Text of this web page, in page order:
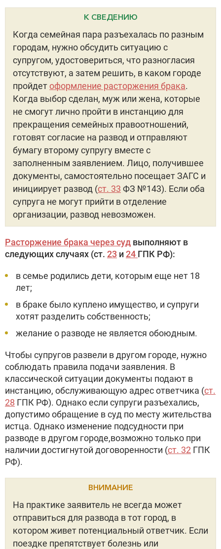
К СВЕДЕНИЮ
Когда семейная пара разъехалась по разным
городам, нужно обсудить ситуацию с
супругом, удостовериться, что разногласия
отсутствуют, а затем решить, в каком городе
пройдетоформление расторжения брака.
Когда выбор сделан, муж или жена, которые
не смогут лично пройти в инстанцию для
прекращения семейных правоотношений,
готовят согласие на развод и отправляют
бумагу второму супругу вместе с
заполненным заявлением. Лицо, получившее
документы, самостоятельно посещает ЗАГС и
инициирует развод (ст. 33 ФЗ №143). Если оба
супруга не могут прийти в отделение
организации, развод невозможен.
Расторжение брака через суд выполняют в
следующих случаях (ст. 23 и24 ГПК РФ):
в семье родились дети, которым еще нет 18
лет;
в браке было куплено имущество, и супруги
хотят разделить собственность;
желание о разводе не является обоюдным.
Чтобы супругов развели в другом городе, нужно
соблюдать правила подачи заявления. В
классической ситуации документы подают в
инстанцию, обслуживающую адрес ответчика (ст.
28 ГПК РФ). Однако если супруги разъехались,
допустимо обращение в суд по месту жительства
истца. Однако изменение подсудности при
разводе в другом городе,возможно только при
наличии достигнутой договоренности (ст. 32 ГПК
РФ).
ВНИМАНИЕ
На практике заявитель не всегда может
отправиться для развода в тот город, в
котором живет потенциальный ответчик. Если
поездке препятствует болезнь или